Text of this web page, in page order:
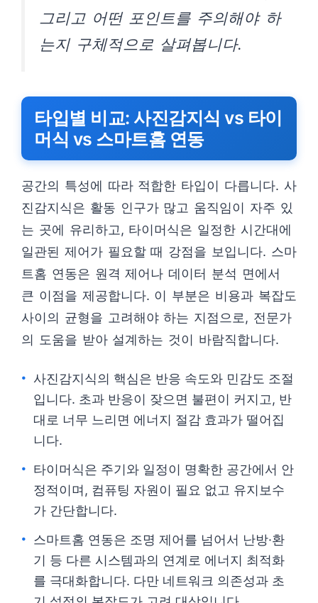
그리고 어떤 포인트를 주의해야 하
는지 구체적으로 살펴봅니다.
타입별 비교: 사진감지식 vs 타이
머식 vs 스마트홈 연동
공간의 특성에 따라 적합한 타입이 다릅니다. 사
진감지식은 활동 인구가 많고 움직임이 자주 있
는 곳에 유리하고, 타이머식은 일정한 시간대에
일관된 제어가 필요할 때 강점을 보입니다. 스마
트홈 연동은 원격 제어나 데이터 분석 면에서
큰 이점을 제공합니다. 이 부분은 비용과 복잡도
사이의 균형을 고려해야 하는 지점으로, 전문가
의 도움을 받아 설계하는 것이 바람직합니다.
사진감지식의 핵심은 반응 속도와 민감도 조절
입니다. 초과 반응이 잦으면 불편이 커지고, 반
대로 너무 느리면 에너지 절감 효과가 떨어집
니다.
타이머식은 주기와 일정이 명확한 공간에서 안
정적이며, 컴퓨팅 자원이 필요 없고 유지보수
가 간단합니다.
스마트홈 연동은 조명 제어를 넘어서 난방·환
기 등 다른 시스템과의 연계로 에너지 최적화
를 극대화합니다. 다만 네트워크 의존성과 초